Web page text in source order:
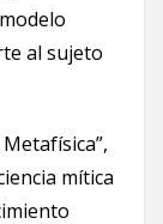
al sujeto
mítica